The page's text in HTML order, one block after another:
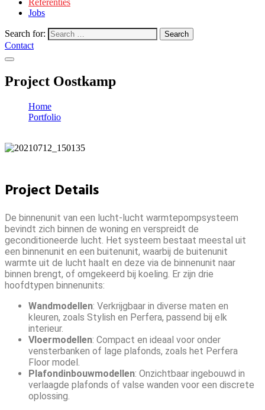
Referenties
Jobs
Search for: Search
Contact
Project Oostkamp
Home
Portfolio
Project Details
De binnenunit van een lucht-lucht warmtepompsysteem
bevindt zich binnen de woning en verspreidt de
geconditioneerde lucht. Het systeem bestaat meestal uit
een binnenunit en een buitenunit, waarbij de buitenunit
warmte uit de lucht haalt en deze via de binnenunit naar
binnen brengt, of omgekeerd bij koeling. Er zijn drie
hoofdtypen binnenunits:
Wandmodellen: Verkrijgbaar in diverse maten en
kleuren, zoals Stylish en Perfera, passend bij elk
interieur.
Vloermodellen: Compact en ideaal voor onder
vensterbanken of lage plafonds, zoals het Perfera
Floor model.
Plafondinbouwmodellen: Onzichtbaar ingebouwd in
verlaagde plafonds of valse wanden voor een discrete
oplossing.